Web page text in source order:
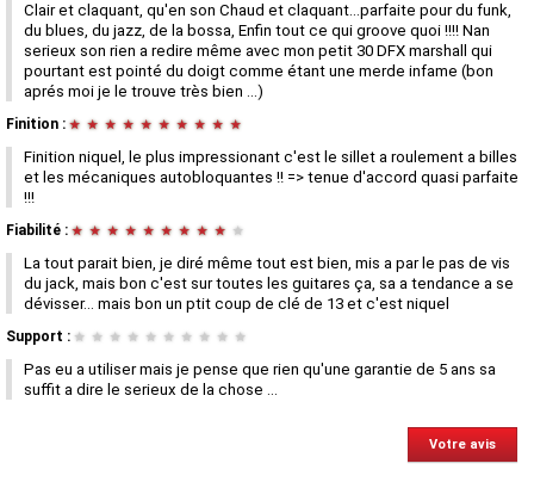
Clair et claquant, qu'en son Chaud et claquant...parfaite pour du funk,
du blues, du jazz, de la bossa, Enfin tout ce qui groove quoi !!!! Nan
serieux son rien a redire même avec mon petit 30 DFX marshall qui
pourtant est pointé du doigt comme étant une merde infame (bon
aprés moi je le trouve très bien ...)
Finition : ★ ★ ★ ★ ★ ★ ★ ★ ★ ★
Finition niquel, le plus impressionant c'est le sillet a roulement a billes
et les mécaniques autobloquantes !! => tenue d'accord quasi parfaite
!!!
Fiabilité : ★ ★ ★ ★ ★ ★ ★ ★ ★ ★
La tout parait bien, je diré même tout est bien, mis a par le pas de vis
du jack, mais bon c'est sur toutes les guitares ça, sa a tendance a se
dévisser... mais bon un ptit coup de clé de 13 et c'est niquel
Support : ★ ★ ★ ★ ★ ★ ★ ★ ★ ★
Pas eu a utiliser mais je pense que rien qu'une garantie de 5 ans sa
suffit a dire le serieux de la chose ...
Votre avis